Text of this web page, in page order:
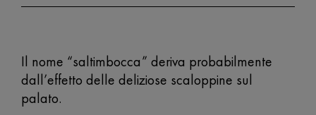
Il nome “saltimbocca” deriva probabilmente
dall’effetto delle deliziose scaloppine sul
palato.